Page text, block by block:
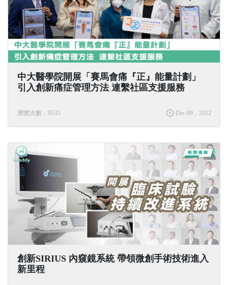
中大醫學院開展「賽馬會痛『正』能量計劃」
引入創新痛症管理方法 連繫社區支援服務
瀏覽次數：9535 Dec 09，2022
創新SIRIUS 內窺鏡系統 帶領微創⼿術技術進入
新⾥程